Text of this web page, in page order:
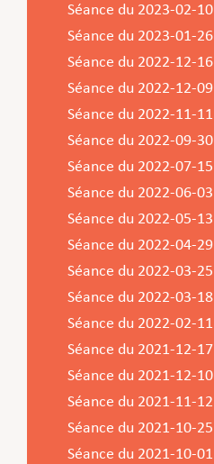
Séance du 2023-02-10
Séance du 2023-01-26
Séance du 2022-12-16
Séance du 2022-12-09
Séance du 2022-11-11
Séance du 2022-09-30
Séance du 2022-07-15
Séance du 2022-06-03
Séance du 2022-05-13
Séance du 2022-04-29
Séance du 2022-03-25
Séance du 2022-03-18
Séance du 2022-02-11
Séance du 2021-12-17
Séance du 2021-12-10
Séance du 2021-11-12
Séance du 2021-10-25
Séance du 2021-10-01